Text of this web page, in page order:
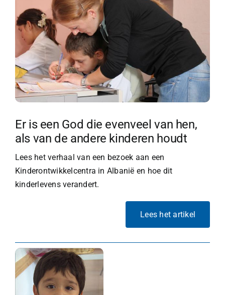
Er is een God die evenveel van hen,
als van de andere kinderen houdt
Lees het verhaal van een bezoek aan een
Kinderontwikkelcentra in Albanië en hoe dit
kinderlevens verandert.
Lees het artikel